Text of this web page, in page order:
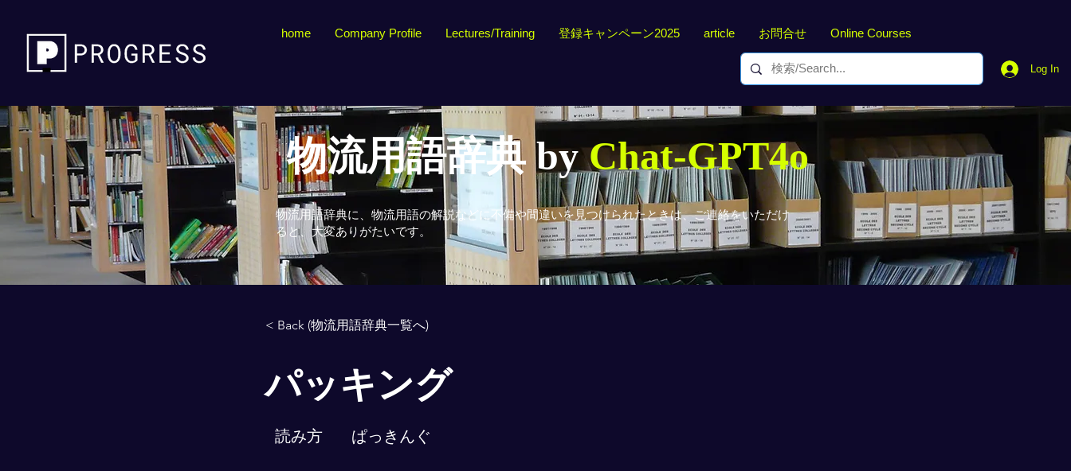
home Company Profile Lectures/Training 登録キャンペーン2025 article お問合せ Online Courses
Log In
物流用語辞典 byChat-GPT4o
物流用語辞典に、物流用語の解説などに不備や間違いを見つけられたときは、ご連絡をいただけ
ると、大変ありがたいです。
< Back (物流用語辞典一覧へ)
パッキング
読み方 ぱっきんぐ